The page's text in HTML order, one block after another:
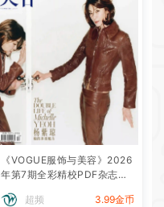
《VOGUE服饰与美容》2026
年第7期全彩精校PDF杂志下
超频
3.99金币